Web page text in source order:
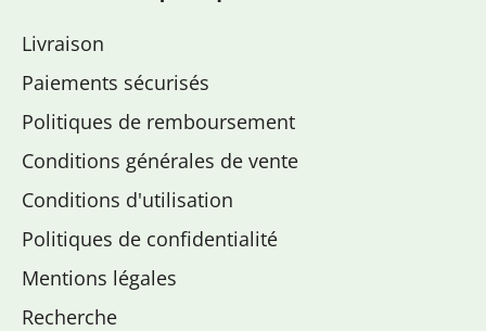
Livraison
Paiements sécurisés
Politiques de remboursement
Conditions générales de vente
Conditions d'utilisation
Politiques de confidentialité
Mentions légales
Recherche